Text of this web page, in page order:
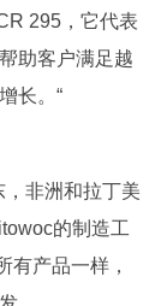
295，它代表
助客户满足越
长。“
非洲和拉丁美
的制造工
有产品一样，